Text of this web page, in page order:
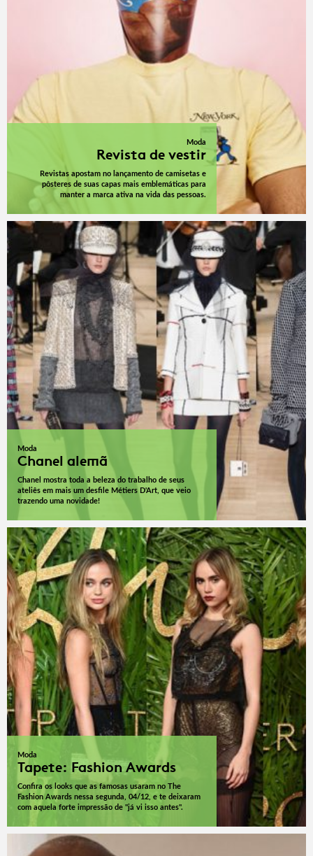
Moda
Revista de vestir
Revistas apostam no lançamento de camisetas e
pôsteres de suas capas mais emblemáticas para
manter a marca ativa na vida das pessoas.
Moda
Chanel alemã
Chanel mostra toda a beleza do trabalho de seus
ateliês em mais um desfile Métiers D'Art, que veio
trazendo uma novidade!
Moda
Tapete: Fashion Awards
Confira os looks que as famosas usaram no The
Fashion Awards nessa segunda, 04/12, e te deixaram
com aquela forte impressão de "já vi isso antes".